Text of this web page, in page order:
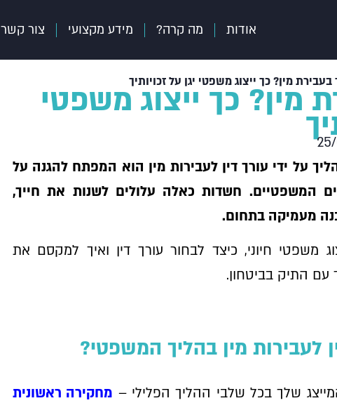
אודות מה קרה? מידע מקצועי צור קשר
מין? כך ייצוג משפטי יגן על זכויותיך
מין? כך ייצוג משפטי
על ידי עורך דין לעבירות מין הוא המפתח להגנה על
המשפטיים. חשדות כאלה עלולים לשנות את חייך,
מעמיקה בתחום.
משפטי חיוני, כיצד לבחור עורך דין ואיך למקסם את
עם התיק בביטחון.
לעבירות מין בהליך המשפטי?
שלך בכל שלבי ההליך הפלילי – מחקירה ראשונית